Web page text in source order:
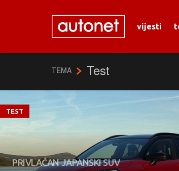
vijesti
TEMA Test
TEST
PRIVLAČAN JAPANSKI SUV